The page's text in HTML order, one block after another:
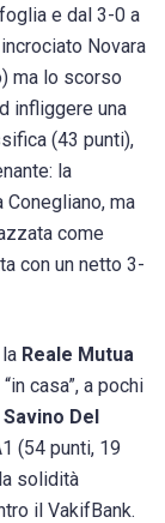
e dal 3-0 a
Novara
ma lo scorso
infliggere una
(43 punti),
la
ma
come
con un netto 3-
Reale Mutua
casa”, a pochi
Savino Del
(54 punti, 19
solidità
il VakifBank.